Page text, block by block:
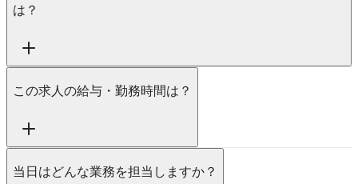
は？
この求人の給与・勤務時間は？
当日はどんな業務を担当しますか？